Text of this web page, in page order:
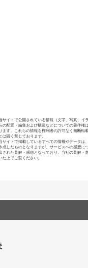
サイトで公開されている情報（文字、写真、イ
の配置・編集および構造などについての著作権
ます。これらの情報を権利者の許可なく無断転
は固く禁じております。
サイトで掲載しているすべての情報やデータは
成したものとなりますが、サービスへの感想に
された見解・感想となっており、当社の見解・
た上でご覧ください。